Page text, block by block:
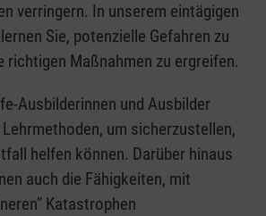
verringern. In unserem eintägigen
Sie, potenzielle Gefahren zu
richtigen Maßnahmen zu ergreifen.
Ausbilderinnen und Ausbilder
um sicherzustellen,
helfen können. Darüber hinaus
auch die Fähigkeiten, mit
Katastrophen